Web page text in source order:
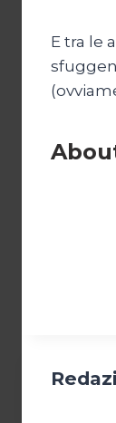
E tra le